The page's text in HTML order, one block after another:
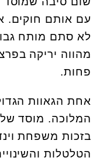
עם אותם חוקים.
לא סתם מותח
מהווה יריקה
פחות.
אחת הגאוות
המלוכה. מוסד
בזכות משפחת
הטלטלות